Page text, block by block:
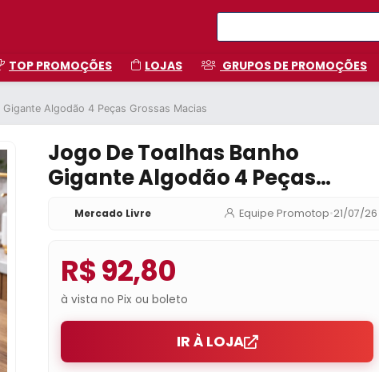
TOP PROMOÇÕES LOJAS GRUPOS DE PROMOÇÕES
Algodão 4 Peças Grossas Macias
Jogo De Toalhas Banho
Gigante Algodão 4 Peças
Grossas Macias
Mercado Livre Equipe Promotop•21/07/26
R$ 92,80
à vista no Pix ou boleto
IR À LOJA